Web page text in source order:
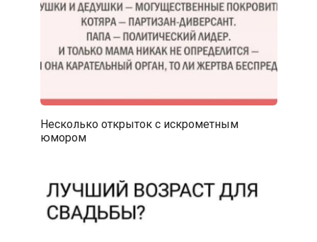
Несколько открыток с искрометным
юмором